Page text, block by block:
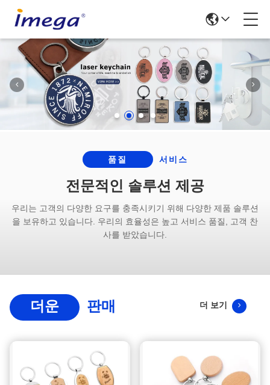
품질 서비스
전문적인 솔루션 제공
우리는 고객의 다양한 요구를 충족시키기 위해 다양한 제품 솔루션
을 보유하고 있습니다. 우리의 효율성은 높고 서비스 품질, 고객 찬
사를 받았습니다.
더운 판매 더 보기